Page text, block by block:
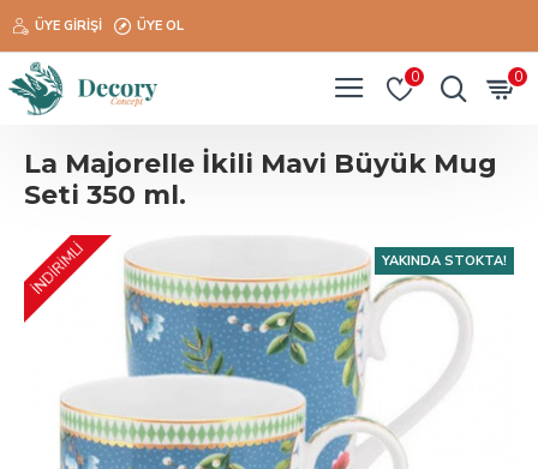
ÜYE GIRIŞI ÜYE OL
0 0
La Majorelle İkili Mavi Büyük Mug
Seti 350 ml.
İNDİRİMLİ YAKINDA STOKTA!